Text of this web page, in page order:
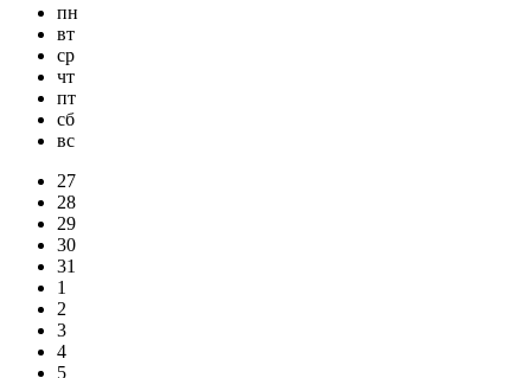
пн
вт
ср
чт
пт
сб
вс
27
28
29
30
31
1
2
3
4
5